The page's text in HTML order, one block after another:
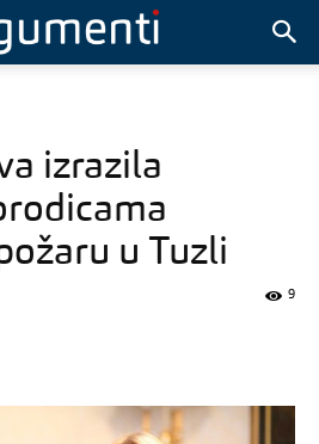
izrazila
u Tuzli
9